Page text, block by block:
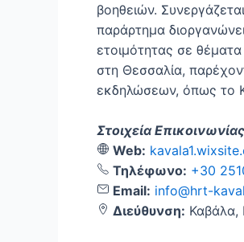
βοηθειών.
παράρτημα
ετοιμότητας σε
στη Θεσσαλία,
εκδηλώσεων, όπως το
Στοιχεία
Web:
Τηλέφωνο: +30
Email: info@hrt-
Διεύθυνση: Καβάλα,